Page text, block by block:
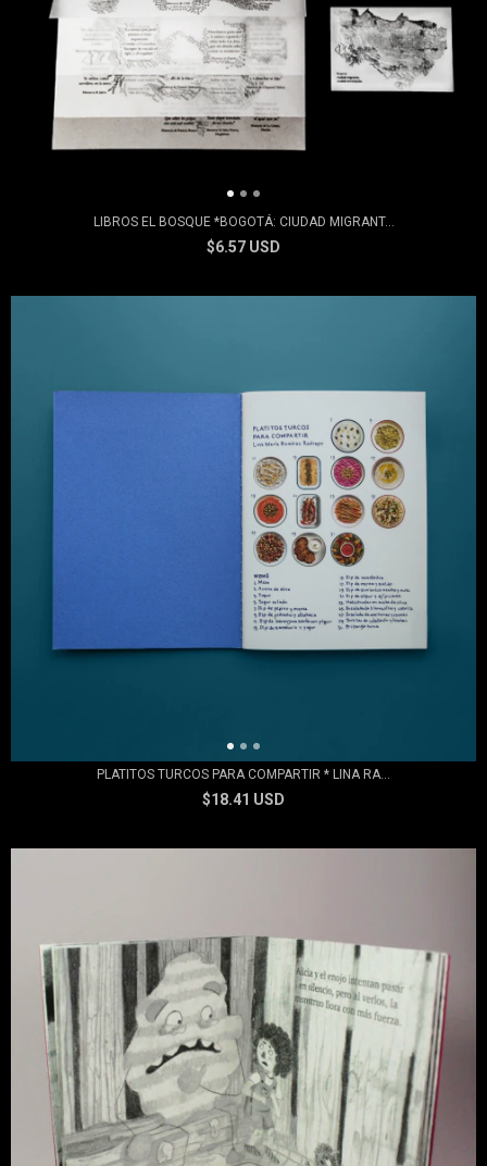
LIBROS EL BOSQUE *BOGOTÁ: CIUDAD MIGRANT...
$6.57 USD
PLATITOS TURCOS PARA COMPARTIR * LINA RA...
$18.41 USD